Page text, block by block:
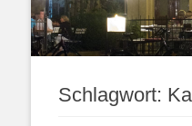
Schlagwort: